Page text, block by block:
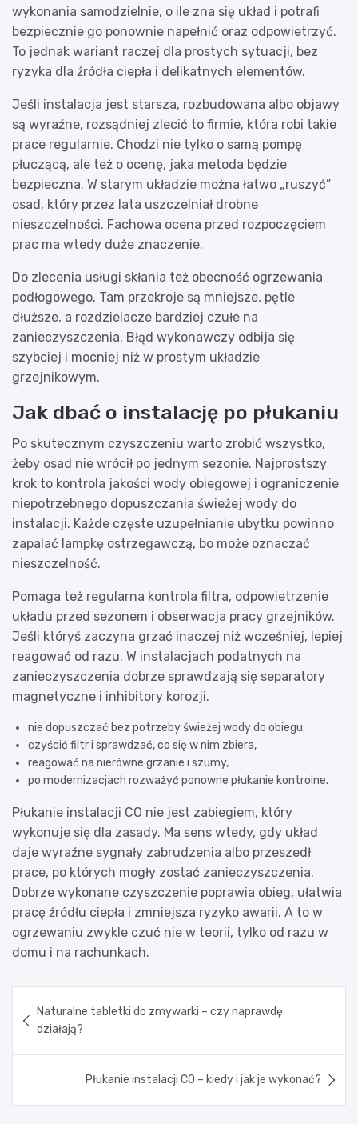
wykonania samodzielnie, o ile zna się układ i potrafi
bezpiecznie go ponownie napełnić oraz odpowietrzyć.
To jednak wariant raczej dla prostych sytuacji, bez
ryzyka dla źródła ciepła i delikatnych elementów.
Jeśli instalacja jest starsza, rozbudowana albo objawy
są wyraźne, rozsądniej zlecić to firmie, która robi takie
prace regularnie. Chodzi nie tylko o samą pompę
płuczącą, ale też o ocenę, jaka metoda będzie
bezpieczna. W starym układzie można łatwo „ruszyć”
osad, który przez lata uszczelniał drobne
nieszczelności. Fachowa ocena przed rozpoczęciem
prac ma wtedy duże znaczenie.
Do zlecenia usługi skłania też obecność ogrzewania
podłogowego. Tam przekroje są mniejsze, pętle
dłuższe, a rozdzielacze bardziej czułe na
zanieczyszczenia. Błąd wykonawczy odbija się
szybciej i mocniej niż w prostym układzie
grzejnikowym.
Jak dbać o instalację po płukaniu
Po skutecznym czyszczeniu warto zrobić wszystko,
żeby osad nie wrócił po jednym sezonie. Najprostszy
krok to kontrola jakości wody obiegowej i ograniczenie
niepotrzebnego dopuszczania świeżej wody do
instalacji. Każde częste uzupełnianie ubytku powinno
zapalać lampkę ostrzegawczą, bo może oznaczać
nieszczelność.
Pomaga też regularna kontrola filtra, odpowietrzenie
układu przed sezonem i obserwacja pracy grzejników.
Jeśli któryś zaczyna grzać inaczej niż wcześniej, lepiej
reagować od razu. W instalacjach podatnych na
zanieczyszczenia dobrze sprawdzają się separatory
magnetyczne i inhibitory korozji.
nie dopuszczać bez potrzeby świeżej wody do obiegu,
czyścić filtr i sprawdzać, co się w nim zbiera,
reagować na nierówne grzanie i szumy,
po modernizacjach rozważyć ponowne płukanie kontrolne.
Płukanie instalacji CO nie jest zabiegiem, który
wykonuje się dla zasady. Ma sens wtedy, gdy układ
daje wyraźne sygnały zabrudzenia albo przeszedł
prace, po których mogły zostać zanieczyszczenia.
Dobrze wykonane czyszczenie poprawia obieg, ułatwia
pracę źródłu ciepła i zmniejsza ryzyko awarii. A to w
ogrzewaniu zwykle czuć nie w teorii, tylko od razu w
domu i na rachunkach.
wpisu
Naturalne tabletki do zmywarki – czy naprawdę
działają?
Płukanie instalacji CO – kiedy i jak je wykonać?